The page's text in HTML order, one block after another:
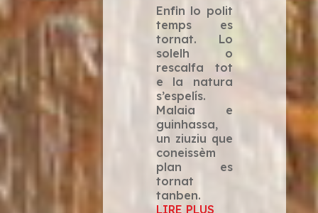
Enfin lo polit
temps es
tornat. Lo
solelh o
rescalfa tot
e la natura
s’espelís.
Malaia e
guinhassa,
un ziuziu que
coneissèm
plan es
tornat
tanben.
LIRE PLUS